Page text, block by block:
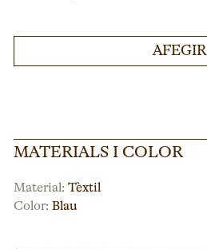
AFEGIR
MATERIALS I COLOR
Material: Tèxtil
Color: Blau